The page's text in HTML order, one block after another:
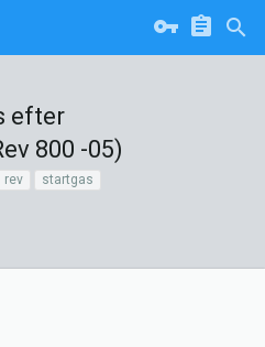
efter
800 -05)
rev startgas